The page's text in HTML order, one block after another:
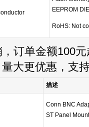
EEPROM DIE
RoHS: Not
订单金额100元
大更优惠，支
描述
Conn BNC
ST Panel Mount